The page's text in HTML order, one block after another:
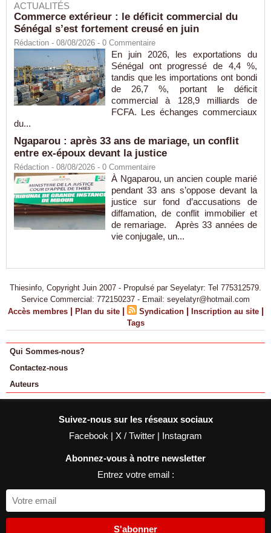
ACTUALITÉS
Commerce extérieur : le déficit commercial du
Sénégal s’est fortement creusé en juin
Rédaction - 08/08/2026 - 0 Commentaire
En juin 2026, les exportations du
Sénégal ont progressé de 4,4 %,
tandis que les importations ont bondi
de 26,7 %, portant le déficit
commercial à 128,9 milliards de
FCFA. Les échanges commerciaux
du...
Ngaparou : après 33 ans de mariage, un conflit
entre ex-époux devant la justice
Rédaction - 08/08/2026 - 0 Commentaire
À Ngaparou, un ancien couple marié
pendant 33 ans s’oppose devant la
justice sur fond d’accusations de
diffamation, de conflit immobilier et
de remariage. Après 33 années de
vie conjugale, un...
Thiesinfo, Copyright Juin 2007 - Propulsé par Seyelatyr: Tel 775312579.
Service Commercial: 772150237 - Email: seyelatyr@hotmail.com
Accès membres | Plan du site | Syndication | Inscription au site |
Tags
Qui Sommes-nous?
Contactez-nous
Auteurs
Suivez-nous sur les réseaux sociaux
Facebook | X / Twitter | Instagram
Abonnez-vous à notre newsletter
Entrez votre email :
S'abonner